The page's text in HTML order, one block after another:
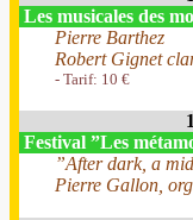
Les musicales des
Pierre Barthez
Robert Gignet
- Tarif: 10 €
Festival ”Les
”After dark, a
Pierre Gallon,